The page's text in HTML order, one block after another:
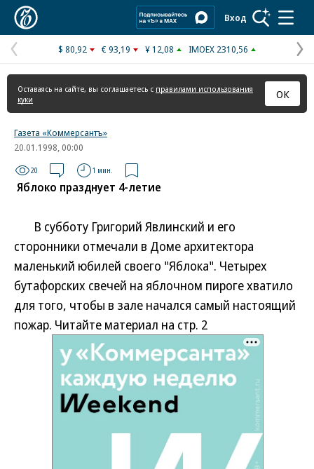
Вход
Предыдущая
страница
$ 80,92 € 93,19 ¥ 12,08 IMOEX 2310,56
Оставаясь на сайте, вы соглашаетесь с правилами использования
куки
ОК
Газета «Коммерсантъ»
20.01.1998, 00:00
20 1 мин.
Яблоко празднует 4-летие
В субботу Григорий Явлинский и его
сторонники отмечали в Доме архитектора
маленький юбилей своего "Яблока". Четырех
бутафорских свечей на яблочном пироге хватило
для того, чтобы в зале начался самый настоящий
пожар. Читайте материал на стр. 2